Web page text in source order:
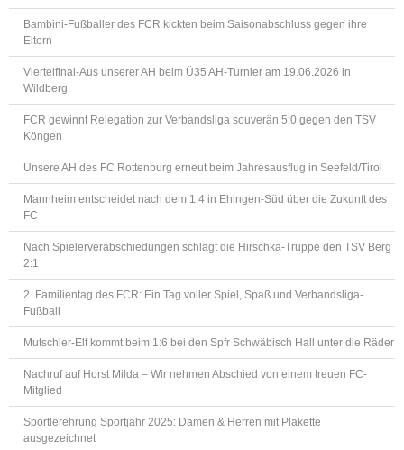
Bambini-Fußballer des FCR kickten beim Saisonabschluss gegen ihre
Eltern
Viertelfinal-Aus unserer AH beim Ü35 AH-Turnier am 19.06.2026 in
Wildberg
FCR gewinnt Relegation zur Verbandsliga souverän 5:0 gegen den TSV
Köngen
Unsere AH des FC Rottenburg erneut beim Jahresausflug in Seefeld/Tirol
Mannheim entscheidet nach dem 1:4 in Ehingen-Süd über die Zukunft des
FC
Nach Spielerverabschiedungen schlägt die Hirschka-Truppe den TSV Berg
2:1
2. Familientag des FCR: Ein Tag voller Spiel, Spaß und Verbandsliga-
Fußball
Mutschler-Elf kommt beim 1:6 bei den Spfr Schwäbisch Hall unter die Räder
Nachruf auf Horst Milda – Wir nehmen Abschied von einem treuen FC-
Mitglied
Sportlerehrung Sportjahr 2025: Damen & Herren mit Plakette
ausgezeichnet